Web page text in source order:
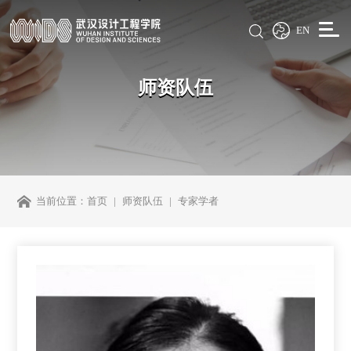
EN
师资队伍
当前位置：首页 师资队伍 专家学者